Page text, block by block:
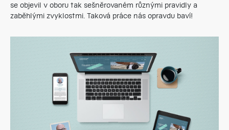
se objevil v oboru tak sešněrovaném různými pravidly a
zaběhlými zvyklostmi. Taková práce nás opravdu baví!